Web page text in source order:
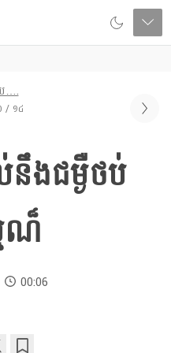
….
/ ១៤
ងជម្ងឺថប់
ណ៏​
00:06